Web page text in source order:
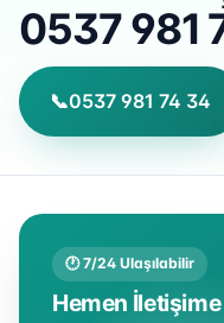
0537 981
📞0537 981 74 34
🕐 7/24 Ulaşılabilir
Hemen